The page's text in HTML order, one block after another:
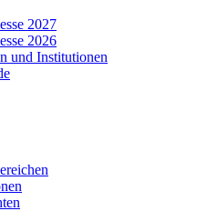
2027
2026
und Institutionen